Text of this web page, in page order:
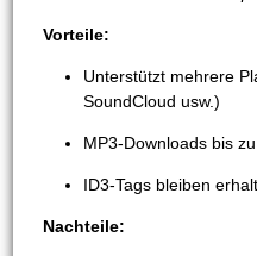
Vorteile:
Unterstützt mehrere
SoundCloud usw.)
MP3-Downloads bis
ID3-Tags bleiben
Nachteile: